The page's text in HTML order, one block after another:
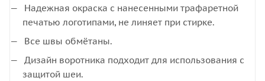
Надежная окраска с нанесенными трафаретной
печатью логотипами, не линяет при стирке.
Все швы обмётаны.
Дизайн воротника подходит для использования с
защитой шеи.